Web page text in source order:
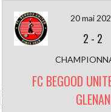
20 mai
2 - 2
FC BEGOOD
GLENAN